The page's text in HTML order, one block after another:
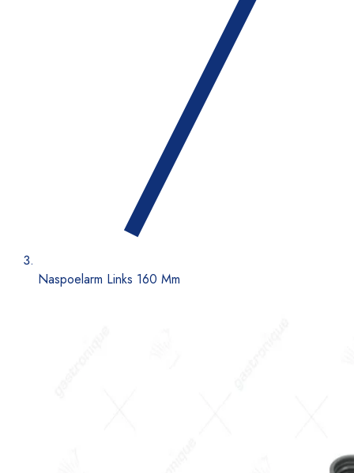
Naspoelarm Links 160 Mm